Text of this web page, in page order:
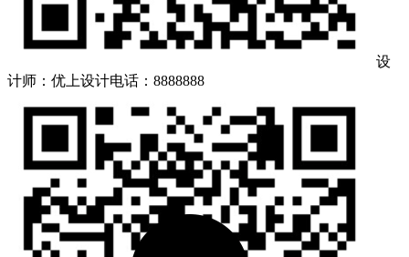
设
计师：优上设计电话：8888888